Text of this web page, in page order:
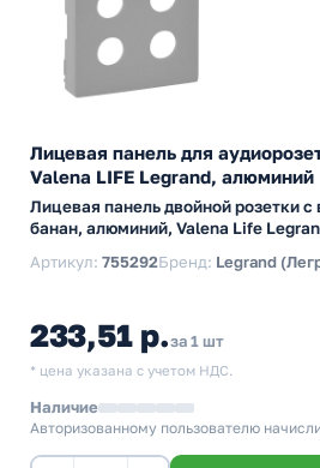
Лицевая панель для
Valena LIFE Legrand, алюминий
Лицевая панель двойной розетки
банан, алюминий, Valena Life
Артикул: 755292Бренд: Legrand
233,51 р.за 1 шт
* цена указана с учетом НДС.
Наличие
Авторизованному пользователю